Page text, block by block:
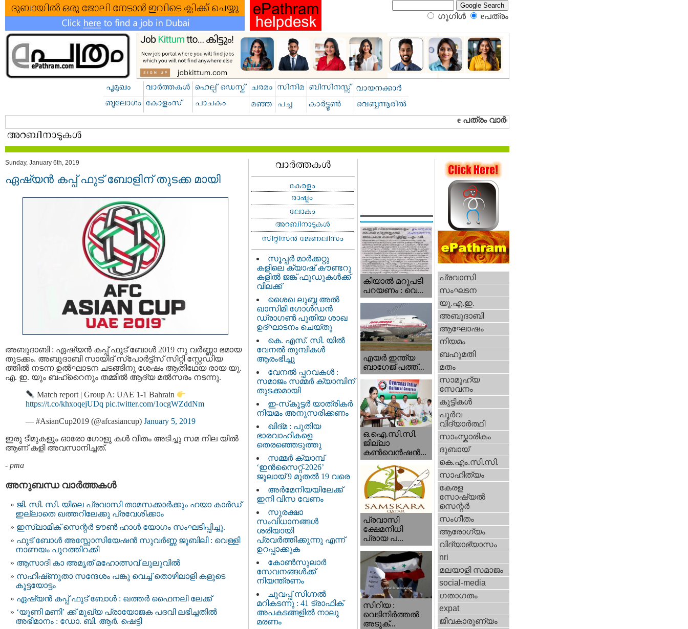
ഗൂഗിള്‍ eപത്രം‍
Sunday, January 6th, 2019
ഏ​ഷ്യ​ൻ ക​പ്പ് ഫു​ട് ബോളി​ന് തുടക്ക മായി
അബുദാബി : ഏഷ്യൻ കപ്പ് ഫുട് ബോൾ 2019 നു വര്‍ണ്ണാ ഭമായ
തുടക്കം. അബുദാബി സായിദ് സ്പോർട്ട്സ് സിറ്റി സ്റ്റേഡിയ
ത്തില്‍ നടന്ന ഉല്‍ഘാടന ചടങ്ങിനു ശേഷം ആതിഥേയ രായ യു.
എ. ഇ. യും ബഹ്റൈനും തമ്മില്‍ ആദ്യ മല്‍സരം നടന്നു.
Match report | Group A: UAE 1-1 Bahrain
https://t.co/khxoqejUDq pic.twitter.com/1ocgWZddNm
— #AsianCup2019 (@afcasiancup) January 5, 2019
ഇരു ടീമുകളും ഓരോ ഗോളു കള്‍ വീതം അടിച്ചു സമ നില യില്‍
ആണ് കളി അവസാനിച്ചത്.
- pma
അനുബന്ധ വാര്‍ത്തകള്‍
ജി. സി. സി. യിലെ പ്രവാസി താമസക്കാര്‍ക്കും ഹയാ കാര്‍ഡ്
ഇല്ലാതെ ഖത്തറിലേക്കു പ്രവേശിക്കാം
ഇസ്‌ലാമിക് സെന്റർ ടൗൺ ഹാൾ യോഗം സംഘടിപ്പിച്ചു.
ഫുട് ബോള്‍ അസ്സോസിയേഷന്‍ സുവർണ്ണ ജൂബിലി : വെള്ളി
നാണയം പുറത്തിറക്കി
ആസാദി കാ അമൃത് മഹോത്സവ് ലുലുവിൽ
സഹിഷ്‌ണുതാ സന്ദേശം പങ്കു വെച്ച് തൊഴിലാളി കളുടെ
കൂട്ടയോട്ടം
ഏഷ്യന്‍ കപ്പ് ഫുട്‌ ബോള്‍ : ഖത്തര്‍ ഫൈനലി ലേക്ക്
‘യൂണി മണി’ ക്ക് മുഖ്യ പ്രായോജക പദവി ലഭിച്ചതില്‍
അഭിമാനം : ഡോ. ബി. ആർ. ഷെട്ടി
സൂപ്പർ മാർക്കറ്റു
കളിലെ ക്യാഷ് കൗണ്ടറു
കളിൽ ജങ്ക് ഫുഡുകൾക്ക്
വിലക്ക്
ശൈഖ ലുബ്ന അൽ
ഖാസിമി ഗോൾഡൻ
ഡ്രാഗൺ പുതിയ ശാഖ
ഉദ്ഘാടനം ചെയ്തു
കെ. എസ്. സി. യിൽ
വേനൽ തുമ്പികൾ
ആരംഭിച്ചു
വേനൽ പ്പറവകൾ :
സമാജം സമ്മർ ക്യാമ്പിന്
തുടക്കമായി
ഇ-സ്‌കൂട്ടർ യാത്രികർ
നിയമം അനുസരിക്കണം
ഖിദ്മ : പുതിയ
ഭാരവാഹികളെ
തെരഞ്ഞെടുത്തു
സമ്മർ ക്യാമ്പ്
‘ഇൻസൈറ്റ്-2026’
ജൂലായ് 9 മുതൽ 19 വരെ
അർമേനിയയിലേക്ക്
ഇനി വിസ വേണം
സുരക്ഷാ
സംവിധാനങ്ങൾ
ശരിയായി
പ്രവർത്തിക്കുന്നു എന്ന്
ഉറപ്പാക്കുക
കോൺസുലാർ
സേവനങ്ങൾക്ക്
നിയന്ത്രണം
ചുവപ്പ് സിഗ്നൽ
മറികടന്നു : 41 ട്രാഫിക്
അപകടങ്ങളിൽ നാലു
മരണം
കിയാല്‍ മറുപടി
പറയണം : വെ...
എയര്‍ ഇന്ത്യ
ബാഗേജ് പത്ത്...
ഒ.ഐ.സി.സി.
ജില്ലാ
കൺവെൻഷൻ...
പ്രവാസി
ക്ഷേമനിധി
പ്രായ പ...
സിറിയ :
വെടിനിർത്തൽ
അടുക്...
പ്രവാസി
സംഘടന
യു.എ.ഇ.
അബുദാബി
ആഘോഷം
നിയമം
ബഹുമതി
മതം
സാമൂഹ്യ
സേവനം
കുട്ടികള്‍
പൂര്‍വ
വിദ്യാര്‍ത്ഥി
സാംസ്കാരികം
ദുബായ്‌
കെ.എം.സി.സി.
സാഹിത്യം
കേരള
സോഷ്യല്‍
സെന്റര്‍
സംഗീതം
ആരോഗ്യം
വിദ്യാഭ്യാസം
nri
മലയാളി സമാജം
social-media
ഗതാഗതം
expat
ജീവകാരുണ്യം